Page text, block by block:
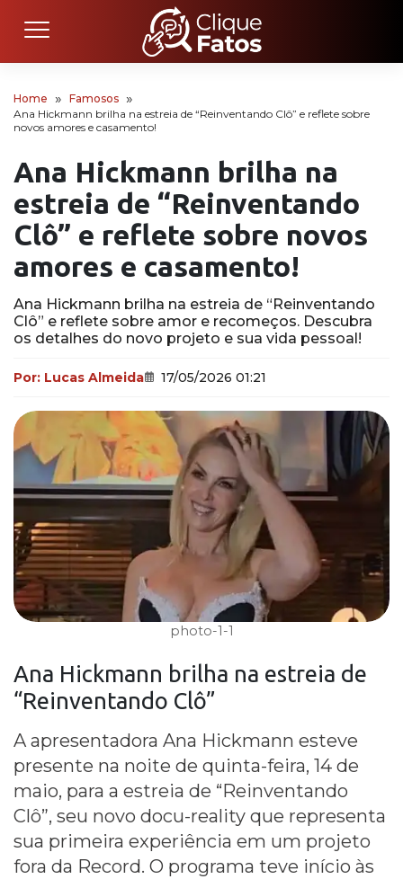
Home
Famosos
Ana Hickmann brilha na estreia de “Reinventando Clô” e reflete sobre
novos amores e casamento!
Ana Hickmann brilha na
estreia de “Reinventando
Clô” e reflete sobre novos
amores e casamento!
Ana Hickmann brilha na estreia de “Reinventando
Clô” e reflete sobre amor e recomeços. Descubra
os detalhes do novo projeto e sua vida pessoal!
Por: Lucas Almeida 17/05/2026 01:21
photo-1-1
Ana Hickmann brilha na estreia de
“Reinventando Clô”
A apresentadora Ana Hickmann esteve
presente na noite de quinta-feira, 14 de
maio, para a estreia de “Reinventando
Clô”, seu novo docu-reality que representa
sua primeira experiência em um projeto
fora da Record. O programa teve início às